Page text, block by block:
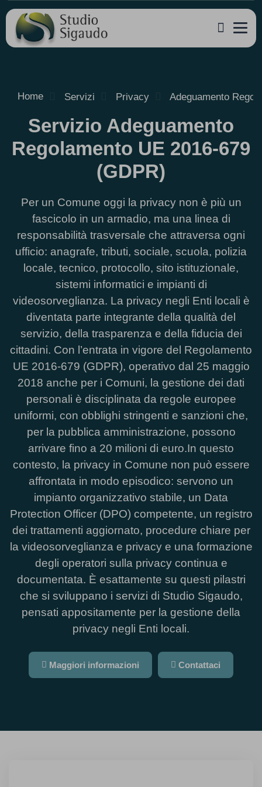
Home Servizi Privacy Adeguamento
Servizio Adeguamento
Regolamento UE 2016-679
(GDPR)
Per un Comune oggi la privacy non è più un
fascicolo in un armadio, ma una linea di
responsabilità trasversale che attraversa ogni
ufficio: anagrafe, tributi, sociale, scuola, polizia
locale, tecnico, protocollo, sito istituzionale,
sistemi informatici e impianti di
videosorveglianza. La privacy negli Enti locali è
diventata parte integrante della qualità del
servizio, della trasparenza e della fiducia dei
cittadini. Con l’entrata in vigore del Regolamento
UE 2016-679 (GDPR), operativo dal 25 maggio
2018 anche per i Comuni, la gestione dei dati
personali è disciplinata da regole europee
uniformi, con obblighi stringenti e sanzioni che,
per la pubblica amministrazione, possono
arrivare fino a 20 milioni di euro.In questo
contesto, la privacy in Comune non può essere
affrontata in modo episodico: servono un
impianto organizzativo stabile, un Data
Protection Officer (DPO) competente, un registro
dei trattamenti aggiornato, procedure chiare per
la videosorveglianza e privacy e una formazione
degli operatori sulla privacy continua e
documentata. È esattamente su questi pilastri
che si sviluppano i servizi di Studio Sigaudo,
pensati appositamente per la gestione della
privacy negli Enti locali.
Maggiori informazioni Contattaci